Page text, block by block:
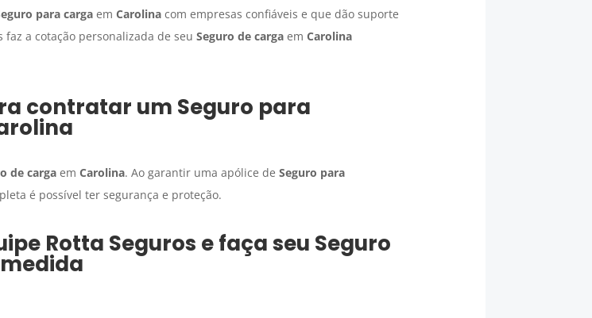
para cargaem Carolinacom empresas confiáveis e que dão suporte
a cotação personalizada de seu Seguro de cargaem Carolina
contratar um Seguro para
de cargaem Carolina. Ao garantir uma apólice de Seguro para
é possível ter segurança e proteção.
Rotta Seguros e faça seu Seguro